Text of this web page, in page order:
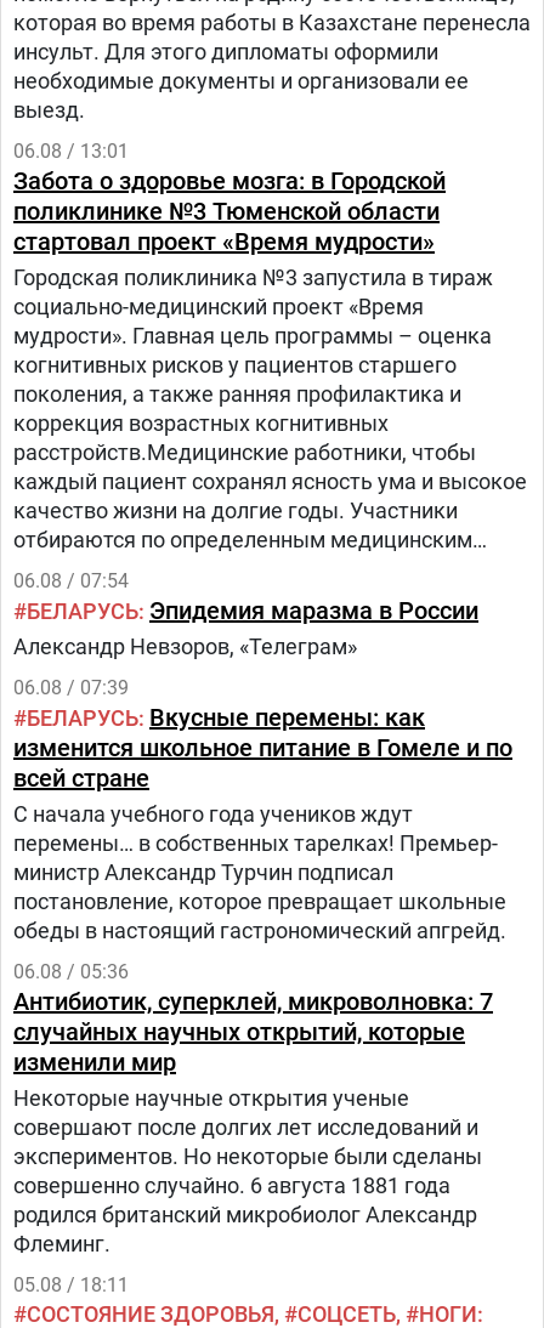
которая во время работы в Казахстане перенесла
инсульт. Для этого дипломаты оформили
необходимые документы и организовали ее
выезд.
06.08 / 13:01
Забота о здоровье мозга: в Городской
поликлинике №3 Тюменской области
стартовал проект «Время мудрости»
Городская поликлиника №3 запустила в тираж
социально-медицинский проект «Время
мудрости». Главная цель программы – оценка
когнитивных рисков у пациентов старшего
поколения, а также ранняя профилактика и
коррекция возрастных когнитивных
расстройств.Медицинские работники, чтобы
каждый пациент сохранял ясность ума и высокое
качество жизни на долгие годы. Участники
отбираются по определенным медицинским
критериям из числа прикрепленного к
поликлинике населения.Путь в проекте состоит
из трех этапов:1.
06.08 / 07:54
БЕЛАРУСЬ Эпидемия маразма в России
Александр Невзоров, «Телеграм»
06.08 / 07:39
БЕЛАРУСЬ Вкусные перемены: как
изменится школьное питание в Гомеле и по
всей стране
С начала учебного года учеников ждут
перемены… в собственных тарелках! Премьер-
министр Александр Турчин подписал
постановление, которое превращает школьные
обеды в настоящий гастрономический апгрейд.
06.08 / 05:36
Антибиотик, суперклей, микроволновка: 7
случайных научных открытий, которые
изменили мир
Некоторые научные открытия ученые
совершают после долгих лет исследований и
экспериментов. Но некоторые были сделаны
совершенно случайно. 6 августа 1881 года
родился британский микробиолог Александр
Флеминг.
05.08 / 18:11
СОСТОЯНИЕ ЗДОРОВЬЯ СОЦСЕТЬ НОГИ